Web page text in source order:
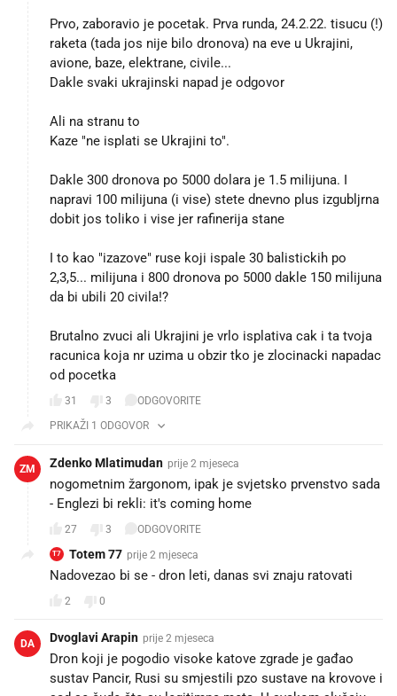
Prvo, zaboravio je pocetak. Prva runda, 24.2.22. tisucu (!)
raketa (tada jos nije bilo dronova) na eve u Ukrajini,
avione, baze, elektrane, civile...
Dakle svaki ukrajinski napad je odgovor
Ali na stranu to
Kaze "ne isplati se Ukrajini to".
Dakle 300 dronova po 5000 dolara je 1.5 milijuna. I
napravi 100 milijuna (i vise) stete dnevno plus izgubljrna
dobit jos toliko i vise jer rafinerija stane
I to kao "izazove" ruse koji ispale 30 balistickih po
2,3,5... milijuna i 800 dronova po 5000 dakle 150 milijuna
da bi ubili 20 civila!?
Brutalno zvuci ali Ukrajini je vrlo isplativa cak i ta tvoja
racunica koja nr uzima u obzir tko je zlocinacki napadac
od pocetka
31 3
ODGOVORITE
PRIKAŽI 1 ODGOVOR
ZM Zdenko Mlatimudan prije 2 mjeseca
nogometnim žargonom, ipak je svjetsko prvenstvo sada
- Englezi bi rekli: it's coming home
27 3 ODGOVORITE
T7 Totem 77 prije 2 mjeseca
Nadovezao bi se - dron leti, danas svi znaju ratovati
2 0
DA Dvoglavi Arapin prije 2 mjeseca
Dron koji je pogodio visoke katove zgrade je gađao
sustav Pancir, Rusi su smjestili pzo sustave na krovove i